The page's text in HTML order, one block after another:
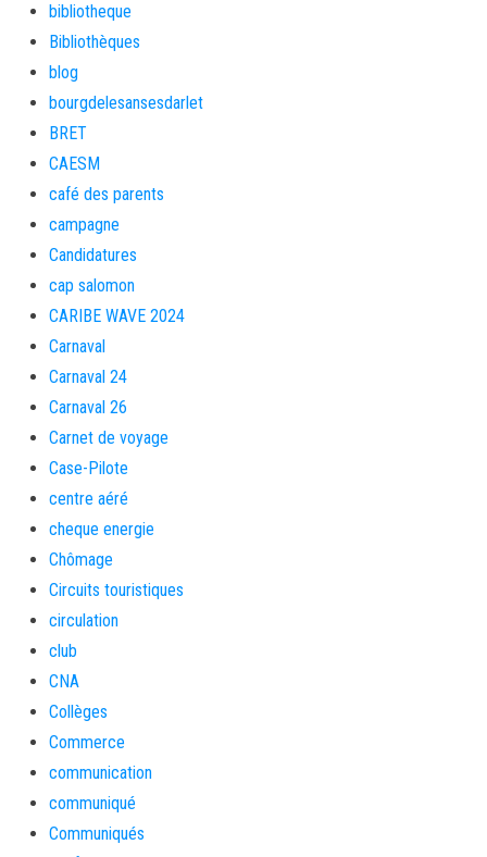
bibliotheque
Bibliothèques
blog
bourgdelesansesdarlet
BRET
CAESM
café des parents
campagne
Candidatures
cap salomon
CARIBE WAVE 2024
Carnaval
Carnaval 24
Carnaval 26
Carnet de voyage
Case-Pilote
centre aéré
cheque energie
Chômage
Circuits touristiques
circulation
club
CNA
Collèges
Commerce
communication
communiqué
Communiqués